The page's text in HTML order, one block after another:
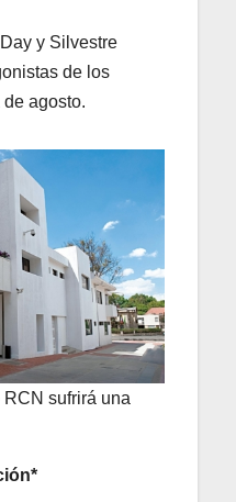
y Silvestre
de los
agosto.
sufrirá una